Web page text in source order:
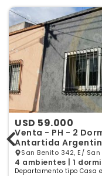
USD 59.000
Venta - PH - 2
Antartida
San Benito 342, E/
4 ambientes | 1
Departamento tipo Casa